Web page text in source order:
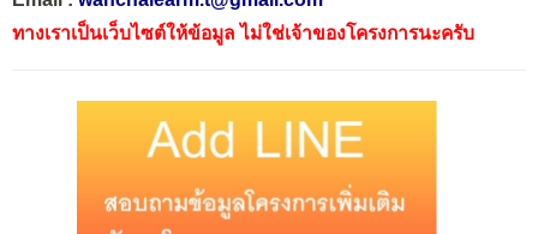
ทางเราเป็นเว็บไซต์ให้ข้อมูล ไม่ใช่เจ้าของโครงการนะครับ